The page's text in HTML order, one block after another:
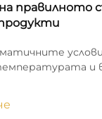
правилното
и
за